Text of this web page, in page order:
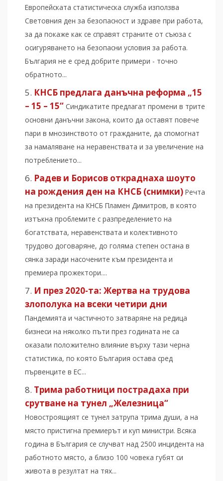
Европейската статистическа служба използва
Световния ден за безопасност и здраве при работа,
за да покаже как се справят страните от съюза с
осигуряването на безопасни условия за работа.
България не е сред добрите примери - точно
обратното...
КНСБ предлага данъчна реформа „15
– 15 – 15“ Синдикатите предлагат промени в трите
основни данъчни закона, които да оставят повече
пари в мнозинството от гражданите, да спомогнат
за намаляване на неравенствата и за увеличение на
потреблението...
Радев и Борисов откраднаха шоуто
на рождения ден на КНСБ (снимки) Речта
на президента на КНСБ Пламен Димитров, в която
изтъкна проблемите с разпределението на
богатствата, неравенствата и колективното
трудово договаряне, до голяма степен остана в
сянка заради насочените към президента и
премиера прожектори....
И през 2020-та: Жертва на трудова
злополука на всеки четири дни
Пандемията и частичното затваряне на редица
бизнеси на няколко пъти през годината не са
оказали положително влияние върху тази черна
статистика, по която България остава сред
първенците в ЕС...
Трима работници пострадаха при
срутване на тунел „Железница“
Новостроящият се тунел затрупа трима души, а на
място пристигна премиерът и куп министри. Всяка
година в България се случват над 2500 инцидента на
работното място, а близо 100 човека губят си
живота в резултат на тях...